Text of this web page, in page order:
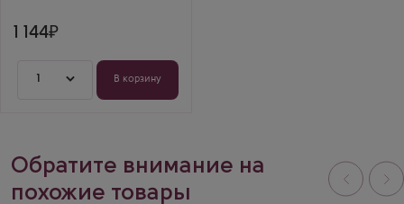
1 144
1 В корзину
Обратите внимание на
похожие товары